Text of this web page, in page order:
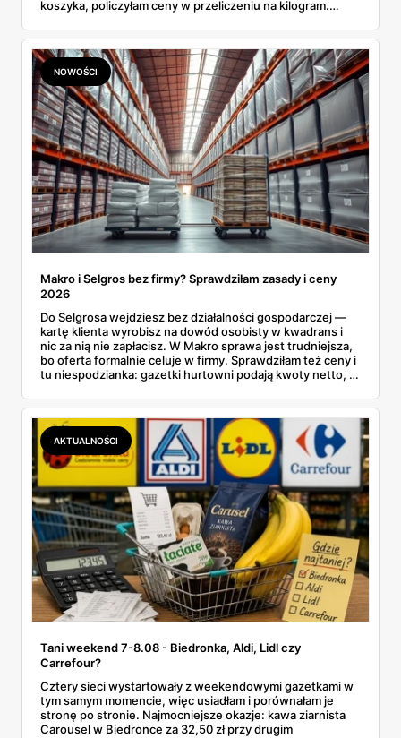
koszyka, policzyłam ceny w przeliczeniu na kilogram.
prawie 140 zł za kilogram, ale lody do mrożenia i rurki
waflowe bronią się nawet bez rabatu.
NOWOŚCI
Makro i Selgros bez firmy? Sprawdziłam zasady i ceny
2026
Do Selgrosa wejdziesz bez działalności gospodarczej —
kartę klienta wyrobisz na dowód osobisty w kwadrans i
nic za nią nie zapłacisz. W Makro sprawa jest trudniejsza,
bo oferta formalnie celuje w firmy. Sprawdziłam też ceny i
tu niespodzianka: gazetki hurtowni podają kwoty netto, a
zawsze wygrywa — ta sama kawa ziarnista kosztuje w
Makro ponad dwa razy więcej niż w weekendowej
promocji dyskontu.
AKTUALNOŚCI
Tani weekend 7-8.08 - Biedronka, Aldi, Lidl czy
Carrefour?
Cztery sieci wystartowały z weekendowymi gazetkami w
tym samym momencie, więc usiadłam i porównałam je
stronę po stronie. Najmocniejsze okazje: kawa ziarnista
Carousel w Biedronce za 32,50 zł przy drugim